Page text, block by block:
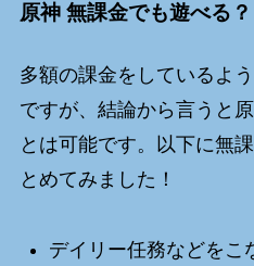
原神 無課金でも遊べる？
多額の課金をしているよ
ですが、結論から言うと
とは可能です。以下に無
とめてみました！
デイリー任務などをこ